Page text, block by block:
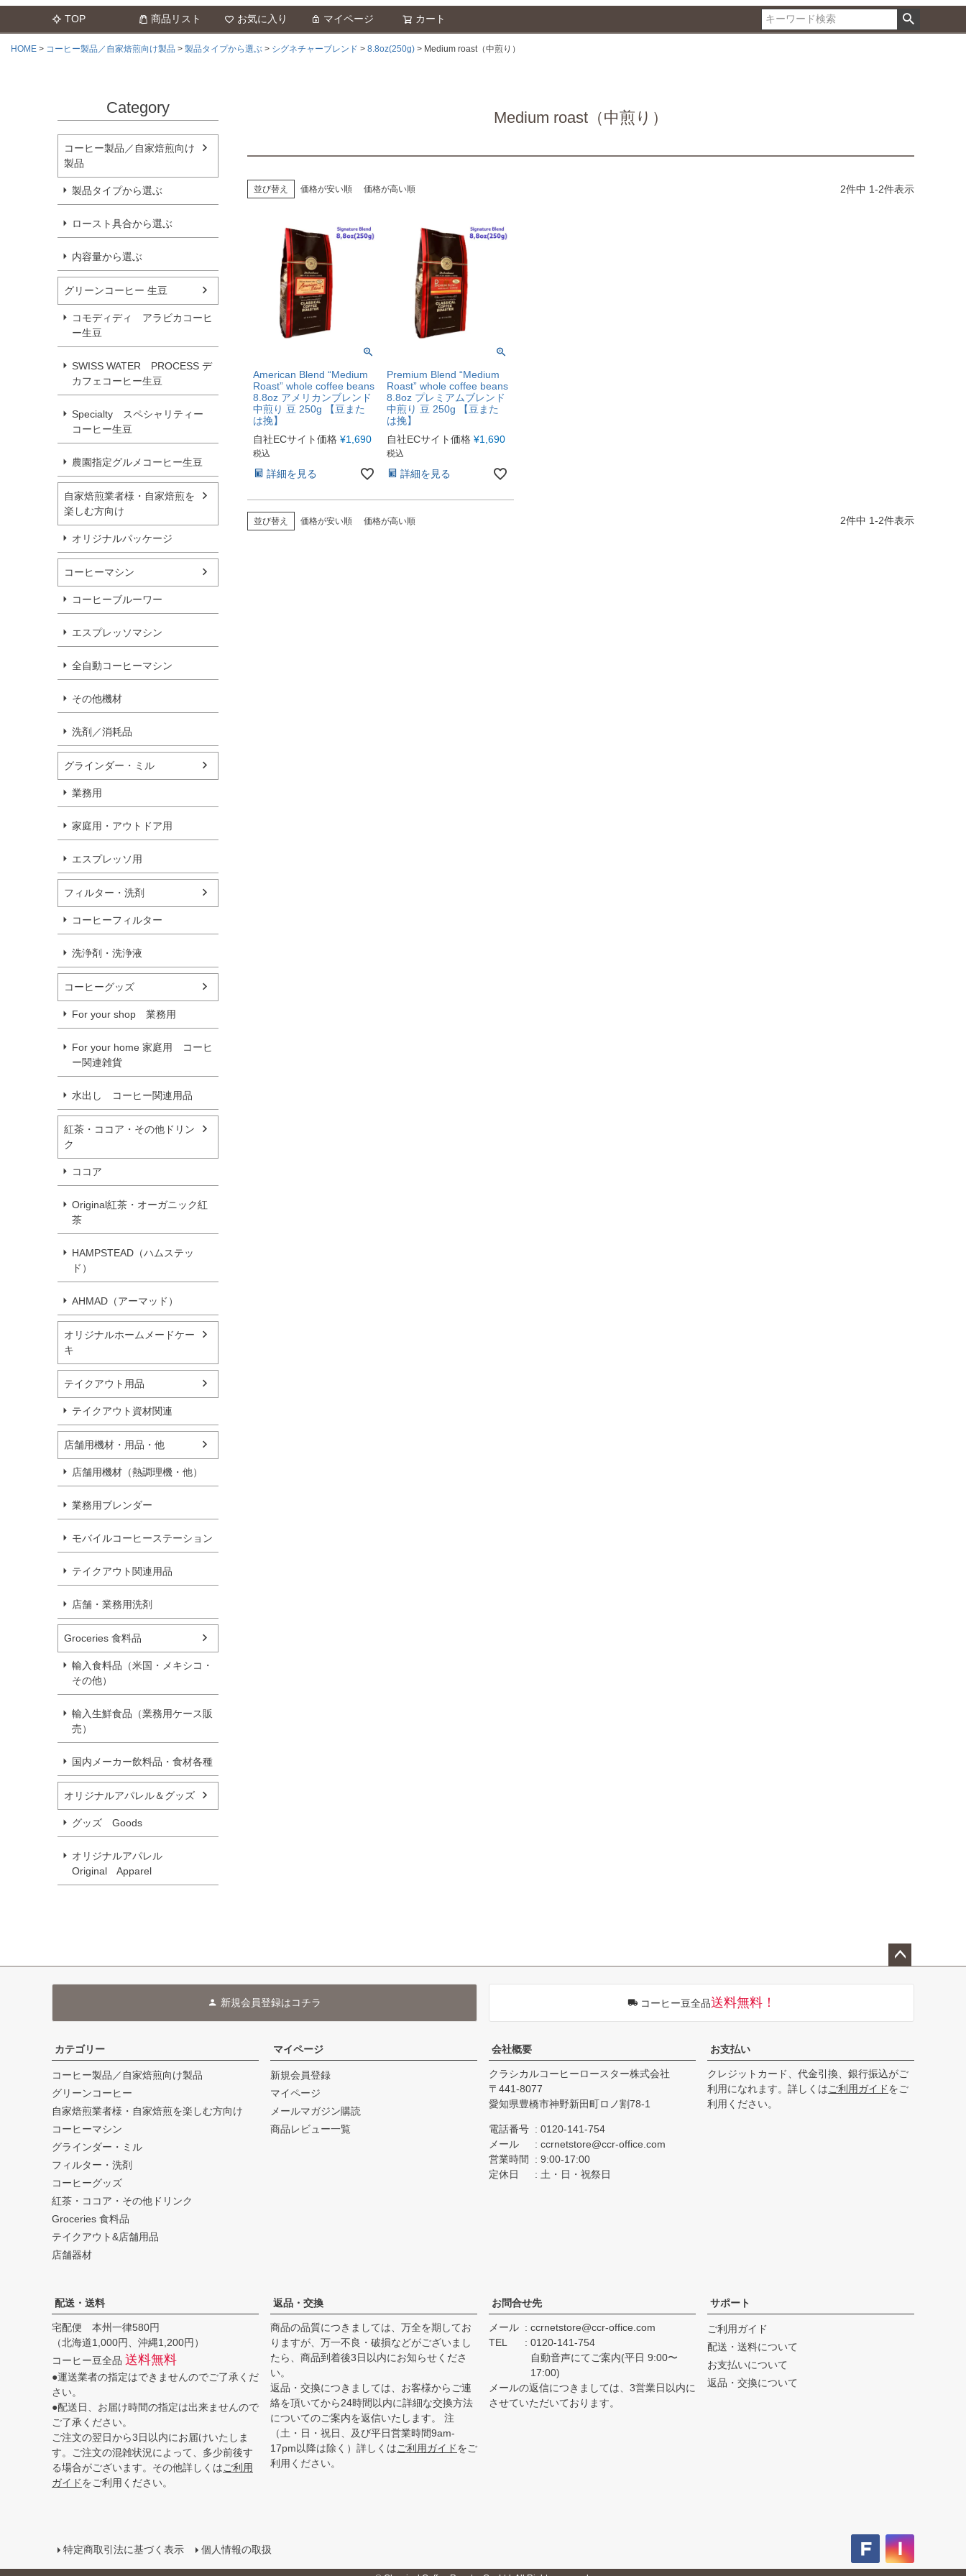
TOP 商品リスト お気に入り マイページ カート
HOME コーヒー製品／自家焙煎向け製品 製品タイプから選ぶ シグネチャーブレンド 8.8oz(250g) Medium roast（中煎り）
Category
コーヒー製品／自家焙煎向け
製品
製品タイプから選ぶ
ロースト具合から選ぶ
内容量から選ぶ
グリーンコーヒー 生豆
コモディディ アラビカコーヒ
ー生豆
SWISS WATER PROCESS デ
カフェコーヒー生豆
Specialty スペシャリティー
コーヒー生豆
農園指定グルメコーヒー生豆
自家焙煎業者様・自家焙煎を
楽しむ方向け
オリジナルパッケージ
コーヒーマシン
コーヒーブルーワー
エスプレッソマシン
全自動コーヒーマシン
その他機材
洗剤／消耗品
グラインダー・ミル
業務用
家庭用・アウトドア用
エスプレッソ用
フィルター・洗剤
コーヒーフィルター
洗浄剤・洗浄液
コーヒーグッズ
For your shop 業務用
For your home 家庭用 コーヒ
ー関連雑貨
水出し コーヒー関連用品
紅茶・ココア・その他ドリン
ク
ココア
Original紅茶・オーガニック紅
茶
HAMPSTEAD（ハムステッ
ド）
AHMAD（アーマッド）
オリジナルホームメードケー
キ
テイクアウト用品
テイクアウト資材関連
店舗用機材・用品・他
店舗用機材（熱調理機・他）
業務用ブレンダー
モバイルコーヒーステーション
テイクアウト関連用品
店舗・業務用洗剤
Groceries 食料品
輸入食料品（米国・メキシコ・
その他）
輸入生鮮食品（業務用ケース販
売）
国内メーカー飲料品・食材各種
オリジナルアパレル＆グッズ
グッズ Goods
オリジナルアパレル
Original Apparel
Medium roast（中煎り）
並び替え 価格が安い順 価格が高い順 2件中 1-2件表示
American Blend “Medium
Roast” whole coffee beans
8.8oz アメリカンブレンド
中煎り 豆 250g 【豆また
は挽】
自社ECサイト価格 ¥1,690
税込
詳細を見る
Premium Blend “Medium
Roast” whole coffee beans
8.8oz プレミアムブレンド
中煎り 豆 250g 【豆また
は挽】
自社ECサイト価格 ¥1,690
税込
詳細を見る
並び替え 価格が安い順 価格が高い順 2件中 1-2件表示
へ
新規会員登録はコチラ コーヒー豆全品送料無料！
カテゴリー
コーヒー製品／自家焙煎向け製品
グリーンコーヒー
自家焙煎業者様・自家焙煎を楽しむ方向け
コーヒーマシン
グラインダー・ミル
フィルター・洗剤
コーヒーグッズ
紅茶・ココア・その他ドリンク
Groceries 食料品
テイクアウト&店舗用品
店舗器材
マイページ
新規会員登録
マイページ
メールマガジン購読
商品レビュー一覧
会社概要
クラシカルコーヒーロースター株式会社
441-8077
愛知県豊橋市神野新田町ロノ割78-1
電話番号
0120-141-754
メール
ccrnetstore@ccr-office.com
営業時間
9:00-17:00
定休日
土・日・祝祭日
お支払い
クレジットカード、代金引換、銀行振込がご
利用になれます。詳しくはご利用ガイドをご
利用ください。
配送・送料
宅配便 本州一律580円
（北海道1,000円、沖縄1,200円）
コーヒー豆全品 送料無料
●運送業者の指定はできませんのでご了承くだ
さい。
●配送日、お届け時間の指定は出来ませんので
ご了承ください。
ご注文の翌日から3日以内にお届けいたしま
す。ご注文の混雑状況によって、多少前後す
る場合がございます。その他詳しくはご利用
ガイドをご利用ください。
返品・交換
商品の品質につきましては、万全を期してお
りますが、万一不良・破損などがございまし
たら、商品到着後3日以内にお知らせくださ
い。
返品・交換につきましては、お客様からご連
絡を頂いてから24時間以内に詳細な交換方法
についてのご案内を返信いたします。 注
（土・日・祝日、及び平日営業時間9am-
17pm以降は除く）詳しくはご利用ガイドをご
利用ください。
お問合せ先
メール
ccrnetstore@ccr-office.com
TEL
0120-141-754
自動音声にてご案内(平日 9:00〜
17:00)
メールの返信につきましては、3営業日以内に
させていただいております。
サポート
ご利用ガイド
配送・送料について
お支払いについて
返品・交換について
特定商取引法に基づく表示 個人情報の取扱